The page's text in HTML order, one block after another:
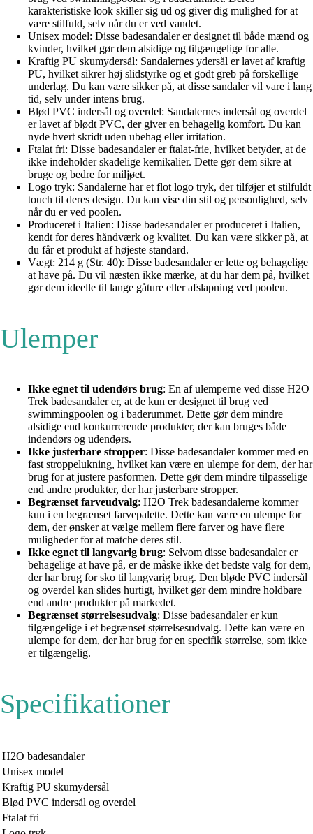
karakteristiske look skiller sig ud og giver dig mulighed for at
være stilfuld, selv når du er ved vandet.
Unisex model: Disse badesandaler er designet til både mænd og
kvinder, hvilket gør dem alsidige og tilgængelige for alle.
Kraftig PU skumydersål: Sandalernes ydersål er lavet af kraftig
PU, hvilket sikrer høj slidstyrke og et godt greb på forskellige
underlag. Du kan være sikker på, at disse sandaler vil vare i lang
tid, selv under intens brug.
Blød PVC indersål og overdel: Sandalernes indersål og overdel
er lavet af blødt PVC, der giver en behagelig komfort. Du kan
nyde hvert skridt uden ubehag eller irritation.
Ftalat fri: Disse badesandaler er ftalat-frie, hvilket betyder, at de
ikke indeholder skadelige kemikalier. Dette gør dem sikre at
bruge og bedre for miljøet.
Logo tryk: Sandalerne har et flot logo tryk, der tilføjer et stilfuldt
touch til deres design. Du kan vise din stil og personlighed, selv
når du er ved poolen.
Produceret i Italien: Disse badesandaler er produceret i Italien,
kendt for deres håndværk og kvalitet. Du kan være sikker på, at
du får et produkt af højeste standard.
Vægt: 214 g (Str. 40): Disse badesandaler er lette og behagelige
at have på. Du vil næsten ikke mærke, at du har dem på, hvilket
gør dem ideelle til lange gåture eller afslapning ved poolen.
Ulemper
Ikke egnet til udendørs brug: En af ulemperne ved disse H2O
Trek badesandaler er, at de kun er designet til brug ved
swimmingpoolen og i baderummet. Dette gør dem mindre
alsidige end konkurrerende produkter, der kan bruges både
indendørs og udendørs.
Ikke justerbare stropper: Disse badesandaler kommer med en
fast stroppelukning, hvilket kan være en ulempe for dem, der har
brug for at justere pasformen. Dette gør dem mindre tilpasselige
end andre produkter, der har justerbare stropper.
Begrænset farveudvalg: H2O Trek badesandalerne kommer
kun i en begrænset farvepalette. Dette kan være en ulempe for
dem, der ønsker at vælge mellem flere farver og have flere
muligheder for at matche deres stil.
Ikke egnet til langvarig brug: Selvom disse badesandaler er
behagelige at have på, er de måske ikke det bedste valg for dem,
der har brug for sko til langvarig brug. Den bløde PVC indersål
og overdel kan slides hurtigt, hvilket gør dem mindre holdbare
end andre produkter på markedet.
Begrænset størrelsesudvalg: Disse badesandaler er kun
tilgængelige i et begrænset størrelsesudvalg. Dette kan være en
ulempe for dem, der har brug for en specifik størrelse, som ikke
er tilgængelig.
Specifikationer
H2O badesandaler
Unisex model
Kraftig PU skumydersål
Blød PVC indersål og overdel
Ftalat fri